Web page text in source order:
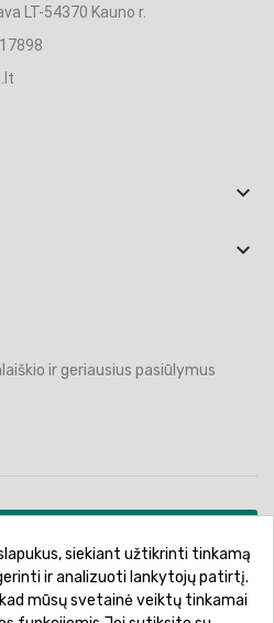
LT-54370 Kauno r.


ir geriausius pasiūlymus
siekiant užtikrinti tinkamą
ir analizuoti lankytojų patirtį.
mūsų svetainė veiktų tinkamai